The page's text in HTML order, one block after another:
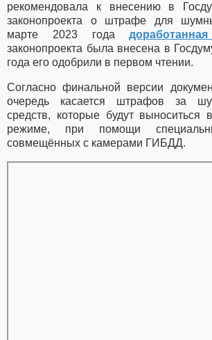
рекомендовала к внесению в
законопроекта о штрафе для
марте 2023 года
законопроекта была внесена в
года его одобрили в первом чтении.
Согласно финальной версии
очередь касается штрафов за
средств, которые будут выноситься
режиме, при помощи
совмещённых с камерами ГИБДД.